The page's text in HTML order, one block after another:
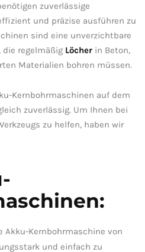
‌zuverlässige
und präzise ausführen zu
sind eine unverzichtbare​
regelmäßig Löcher in Beton,
Materialien bohren‍ müssen.
Kernbohrmaschinen auf dem
⁣zuverlässig. Um Ihnen bei⁤
zu helfen, haben wir
Akku-Kernbohrmaschine von
und einfach zu